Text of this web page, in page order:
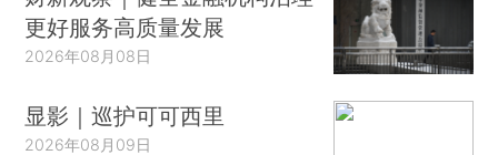
更好服务高质量发展
2026年08月08日
显影｜巡护可可西里
2026年08月09日